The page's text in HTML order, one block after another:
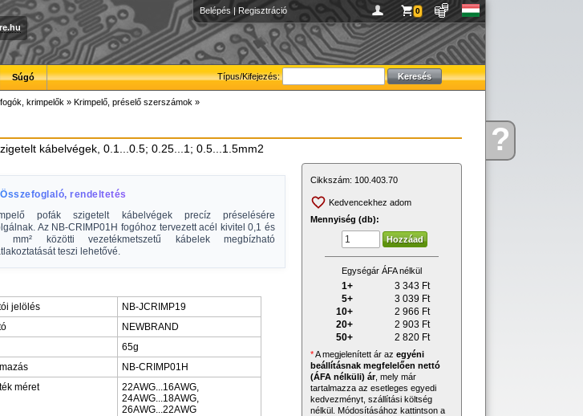
Kérdése?
Belépés | Regisztráció 0
Típus/Kifejezés:
Súgó
krimpelők » Krimpelő, préselő szerszámok »
kábelvégek, 0.1...0.5; 0.25...1; 0.5...1.5mm2
Összefoglaló, rendeltetés
pofák szigetelt kábelvégek precíz préselésére
Az NB-CRIMP01H fogóhoz tervezett acél kivitel 0,1 és
mm² közötti vezetékmetszetű kábelek megbízható
teszi lehetővé.
jelölés
NB-JCRIMP19
NEWBRAND
65g
NB-CRIMP01H
méret
22AWG...16AWG,
24AWG...18AWG,
26AWG...22AWG
Cikkszám: 100.403.70
Kedvencekhez adom
Mennyiség (db):
Egységár ÁFA nélkül
1+ 3 343 Ft
5+
3 039 Ft
10+
2 966 Ft
20+
2 903 Ft
50+
2 820 Ft
*A megjelenített ár az egyéni
beállításnak megfelelően nettó
(ÁFA nélküli) ár, mely már
tartalmazza az esetleges egyedi
kedvezményt, szállítási költség
nélkül. Módosításához kattintson a